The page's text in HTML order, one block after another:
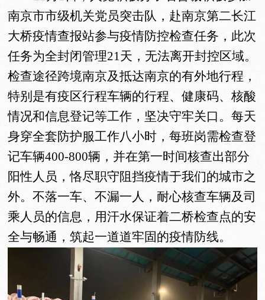
南京市市级机关党员突击队，赴南京第二长江
大桥疫情查报站参与疫情防控检查任务，此次
任务为全封闭管理21天，无法离开封控区域。
检查途径跨境南京及抵达南京的有外地行程，
特别是有疫区行程车辆的行程、健康码、核酸
情况和信息登记等工作，坚决守牢关口。每天
身穿全套防护服工作八小时，每班岗需检查登
记车辆400-800辆，并在第一时间核查出部分
阳性人员，恪尽职守阻挡疫情于我们的城市之
外。不落一车、不漏一人，耐心核查车辆及司
乘人员的信息，用汗水保证着二桥检查点的安
全与畅通，筑起一道道牢固的疫情防线。